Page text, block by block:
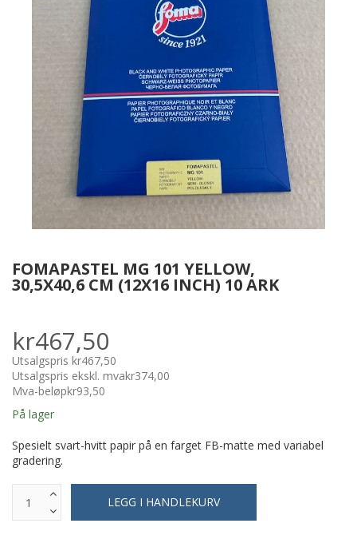
FOMAPASTEL MG 101 YELLOW,
30,5X40,6 CM (12X16 INCH) 10 ARK
kr467,50
Utsalgspris kr467,50
Utsalgspris ekskl. mvakr374,00
Mva-beløpkr93,50
På lager
Spesielt svart-hvitt papir på en farget FB-matte med variabel
gradering.